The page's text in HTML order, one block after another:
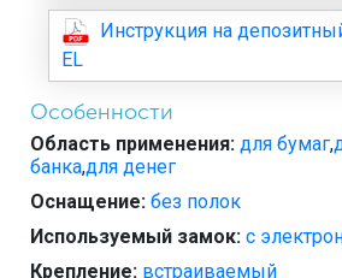
Инструкция на
EL
Особенности
Область применения: для бумаг,
банка,для денег
Оснащение: без полок
Используемый замок: с
Крепление: встраиваемый